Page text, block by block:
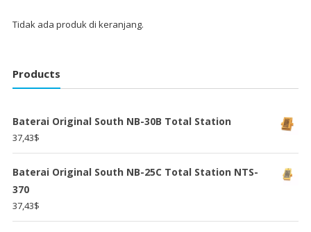
Tidak ada produk di keranjang.
Products
Baterai Original South NB-30B Total Station
37,43$
Baterai Original South NB-25C Total Station NTS-
370
37,43$